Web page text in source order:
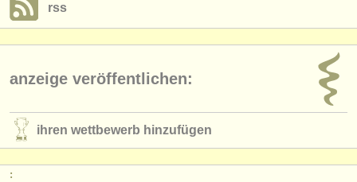
rss
anzeige veröffentlichen:
ihren wettbewerb hinzufügen
: